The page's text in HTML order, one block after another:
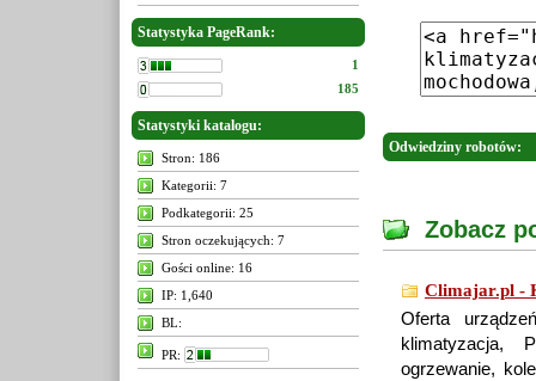
Statystyka PageRank:
1
185
Statystyki katalogu:
Stron: 186
Kategorii: 7
Podkategorii: 25
Stron oczekujących: 7
Gości online: 16
IP: 1,640
BL:
PR:
Odwiedziny robotów:
Zobacz
Climajar.pl -
Oferta
klimatyzacja,
ogrzewanie,